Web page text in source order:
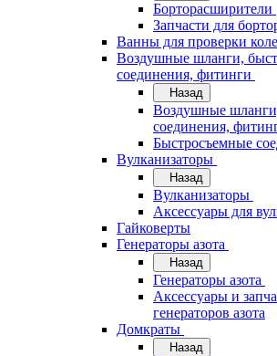
Борторасширители
Запчасти для
Ванны для проверки
Воздушные шланги,
соединения, фитинги
Назад
Воздушные
соединения,
Быстросъемные
Вулканизаторы
Назад
Вулканизаторы
Аксессуары для
Гайковерты
Генераторы азота
Назад
Генераторы азота
Аксессуары и
генераторов азота
Домкраты
Назад